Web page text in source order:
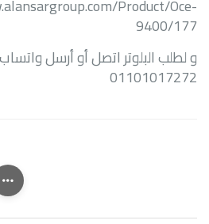
Product/Oce-
9400/177
و لطلب البلوتر اتصل أو أرسل
01101017272